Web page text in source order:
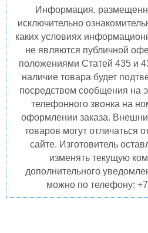
Информация,
исключительно
каких условиях
не являются публичной
положениями Статей 435 и
наличие товара будет
посредством сообщения на
телефонного звонка на
оформлении заказа.
товаров могут отличаться
сайте. Изготовитель
изменять текущую
дополнительного
можно по телефону: